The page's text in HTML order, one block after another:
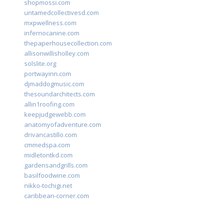
shopmossi.com
untamedcollectivesd.com
mxpwellness.com
infernocanine.com
thepaperhousecollection.com
allisonwillisholley.com
solslite.org
portwayinn.com
djmaddogmusic.com
thesoundarchitects.com
allin1roofing.com
keepjudgewebb.com
anatomyofadventure.com
drivancastillo.com
cmmedspa.com
midletontkd.com
gardensandgrills.com
basilfoodwine.com
nikko-tochigi.net
caribbean-corner.com